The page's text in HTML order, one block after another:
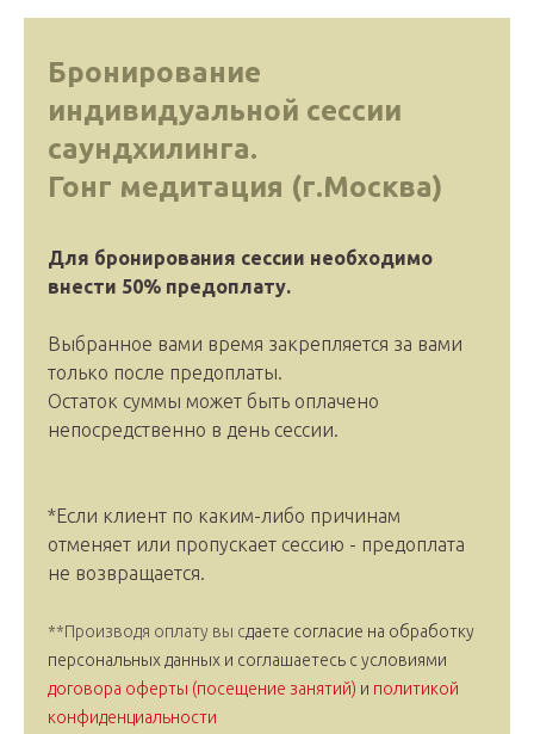
Бронирование
индивидуальной сессии
саундхилинга.
Гонг медитация (г.Москва)
Для бронирования сессии необходимо
внести 50% предоплату.
Выбранное вами время закрепляется за вами
только после предоплаты.
Остаток суммы может быть оплачено
непосредственно в день сессии.
*Если клиент по каким-либо причинам
отменяет или пропускает сессию - предоплата
не возвращается.
**Производя оплату вы сдаете согласие на обработку
персональных данных и соглашаетесь c условиями
договора оферты (посещение занятий) и политикой
конфиденциальности